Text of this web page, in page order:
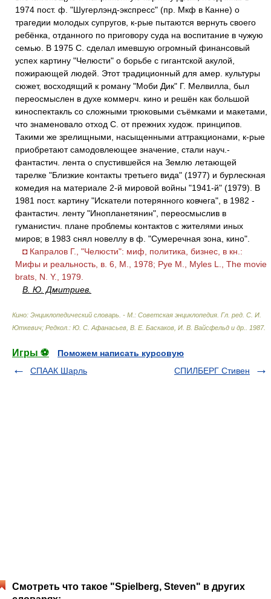
1974 пост. ф. "Шугерлэнд-экспресс" (пр. Мкф в Канне) о
трагедии молодых супругов, к-рые пытаются вернуть своего
ребёнка, отданного по приговору суда на воспитание в чужую
семью. В 1975 С. сделал имевшую огромный финансовый
успех картину "Челюсти" о борьбе с гигантской акулой,
пожирающей людей. Этот традиционный для амер. культуры
сюжет, восходящий к роману "Моби Дик" Г. Мелвилла, был
переосмыслен в духе коммерч. кино и решён как большой
киноспектакль со сложными трюковыми съёмками и макетами,
что знаменовало отход С. от прежних худож. принципов.
Такими же зрелищными, насыщенными аттракционами, к-рые
приобретают самодовлеющее значение, стали науч.-
фантастич. лента о спустившейся на Землю летающей
тарелке "Близкие контакты третьего вида" (1977) и бурлескная
комедия на материале 2-й мировой войны "1941-й" (1979). В
1981 пост. картину "Искатели потерянного ковчега", в 1982 -
фантастич. ленту "Инопланетянин", переосмыслив в
гуманистич. плане проблемы контактов с жителями иных
миров; в 1983 снял новеллу в ф. "Сумеречная зона, кино".
◘ Капралов Г., "Челюсти": миф, политика, бизнес, в кн.:
Мифы и реальность, в. 6, М., 1978; Руе М., Муlеs L., The movie
brats, N. Y., 1979.
В. Ю. Дмитриев.
Кино: Энциклопедический словарь. - М.: Советская энциклопедия Гл. ред. С. И.
Юткевич; Редкол.: Ю. С. Афанасьев, В. Е. Баскаков, И. В. Вайсфельд и др.
1987.
Игры ⚽
Поможем написать курсовую
СПААК Шарль
СПИЛБЕРГ Стивен
Смотреть что такое "Spielberg, Steven" в других